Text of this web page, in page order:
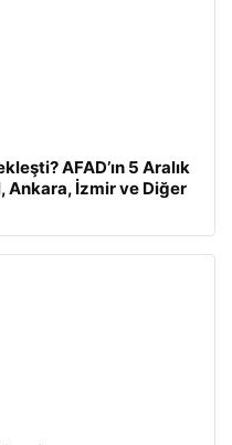
AFAD’ın 5 Aralık
Ankara, İzmir ve Diğer